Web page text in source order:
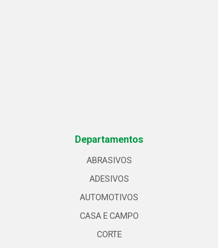
Departamentos
ABRASIVOS
ADESIVOS
AUTOMOTIVOS
CASA E CAMPO
CORTE